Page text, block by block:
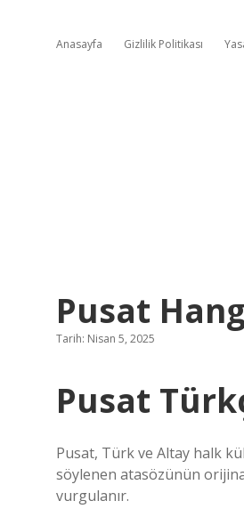
Anasayfa Gizlilik Politikası
Pusat
Tarih: Nisan 5, 2025
Pusat
Pusat, Türk ve Altay halk
söylenen atasözünün
vurgulanır.